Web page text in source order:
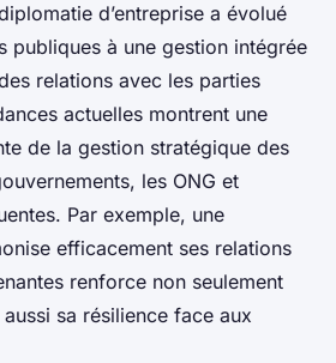
d’entreprise a évolué
publiques à une gestion intégrée
relations avec les parties
actuelles montrent une
de la gestion stratégique des
les ONG et
Par exemple, une
efficacement ses relations
renforce non seulement
sa résilience face aux